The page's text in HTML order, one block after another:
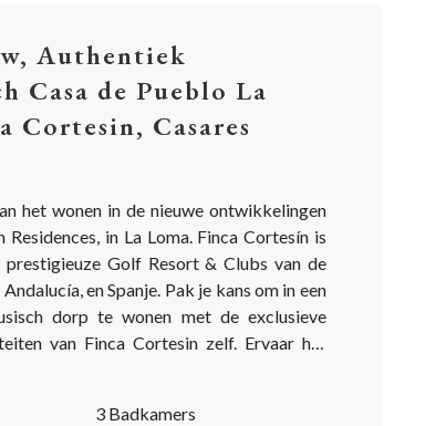
Authentiek
Casa de Pueblo La
Cortesin, Casares
het wonen in de nieuwe ontwikkelingen
Residences, in La Loma. Finca Cortesín is
prestigieuze Golf Resort & Clubs van de
en Spanje. Pak je kans om in een
dorp te wonen met de exclusieve
van Finca Cortesin zelf. Ervaar het
3 Badkamers